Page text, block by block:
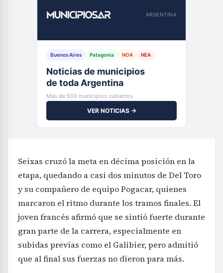
ARGENTINA
Buenos Aires Patagonia NOA NEA
Noticias de municipios
de toda Argentina
Más de 500 municipios cubiertos
VER NOTICIAS →
Seixas cruzó la meta en décima posición en la
etapa, quedando a casi dos minutos de Del Toro
y su compañero de equipo Pogacar, quienes
marcaron el ritmo durante los tramos finales. El
joven francés afirmó que se sintió fuerte durante
gran parte de la carrera, especialmente en
subidas previas como el Galibier, pero admitió
que al final sus fuerzas no dieron para más.